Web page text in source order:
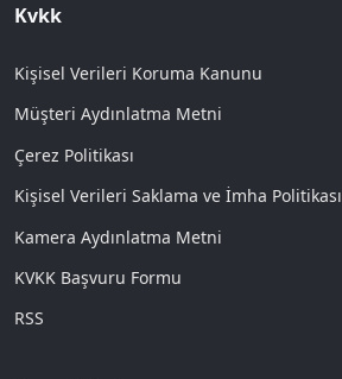
Kvkk
Kişisel Verileri Koruma Kanunu
Müşteri Aydınlatma Metni
Çerez Politikası
Kişisel Verileri Saklama ve İmha Politikası
Kamera Aydınlatma Metni
KVKK Başvuru Formu
RSS